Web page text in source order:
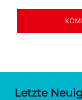
Letzte